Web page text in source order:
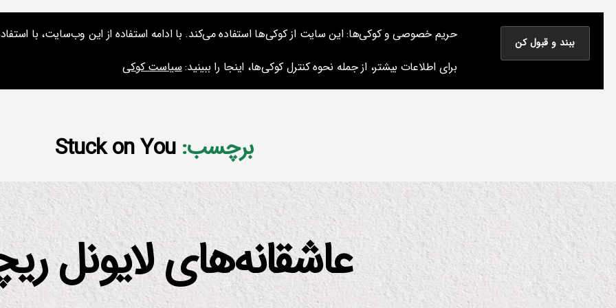
نوشته های پراکنده یک مسعود
نوشته‌های من درباره سینما، موسیقی و کتاب و چیزهای دیگر
ارائه‌ها و
برچسب: Stuck on You
دسته‌هاترا
نه
زیر
نو عاشقانه‌های لایونل
از
م
س
حریم خصوصی و کوکی‌ها: این سایت از کوکی‌ها استفاده می‌کند. با ادامه استفاده از این وب‌سایت، با
برای اطلاعات بیشتر، از جمله نحوه کنترل کوکی‌ها، اینجا را ببینید:سیاست کوکی